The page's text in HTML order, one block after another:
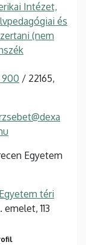
Intézet,
és
(nem
900 / 22165,
Egyetem
téri
emelet, 113